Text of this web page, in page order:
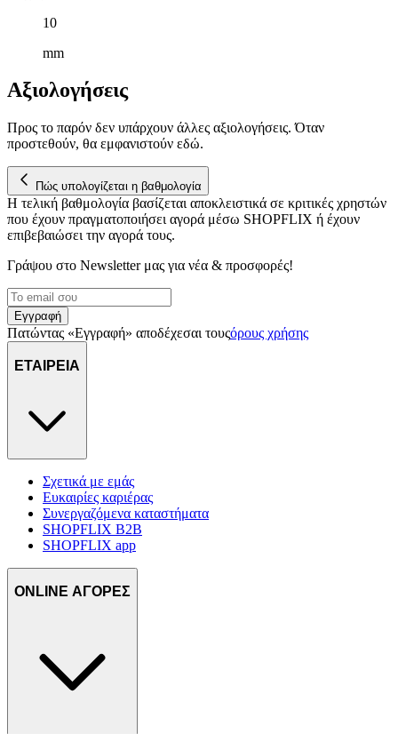
10
mm
Αξιολογήσεις
Προς το παρόν δεν υπάρχουν άλλες αξιολογήσεις. Όταν
προστεθούν, θα εμφανιστούν εδώ.
Πώς υπολογίζεται η βαθμολογία
Η τελική βαθμολογία βασίζεται αποκλειστικά σε κριτικές χρηστών
που έχουν πραγματοποιήσει αγορά μέσω SHOPFLIX ή έχουν
επιβεβαιώσει την αγορά τους.
Γράψου στο Νewsletter μας για νέα & προσφορές!
Εγγραφή
Πατώντας «Εγγραφή» αποδέχεσαι τουςόρους χρήσης
ΕΤΑΙΡΕΙΑ
Σχετικά με εμάς
Ευκαιρίες καριέρας
Συνεργαζόμενα καταστήματα
SHOPFLIX B2B
SHOPFLIX app
ONLINE ΑΓΟΡΕΣ